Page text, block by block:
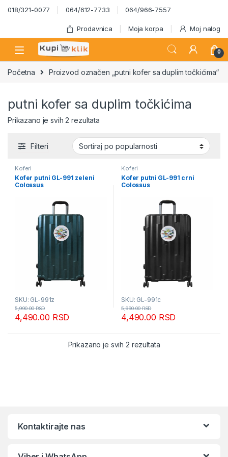
Skip to navigation
Skip to content
018/321-0077 064/612-7733 064/966-7557
Prodavnica Moja korpa Moj nalog
0
Početna Proizvod označen „putni kofer sa duplim točkićima“
putni kofer sa duplim točkićima
Prikazano je svih 2 rezultataSortirano po popularnosti
Filteri
Koferi
Kofer putni GL-991 zeleni
Colossus
SKU: GL-991z
4,490.00 RSD
5,990.00RSD
Koferi
Kofer putni GL-991 crni
Colossus
SKU: GL-991c
4,490.00 RSD
5,990.00RSD
Prikazano je svih 2 rezultataSortirano po
Kontaktirajte nas